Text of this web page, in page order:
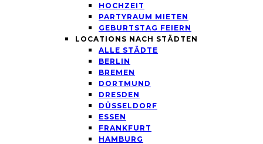
HOCHZEIT
PARTYRAUM MIETEN
GEBURTSTAG FEIERN
LOCATIONS NACH STÄDTEN
ALLE STÄDTE
BERLIN
BREMEN
DORTMUND
DRESDEN
DÜSSELDORF
ESSEN
FRANKFURT
HAMBURG